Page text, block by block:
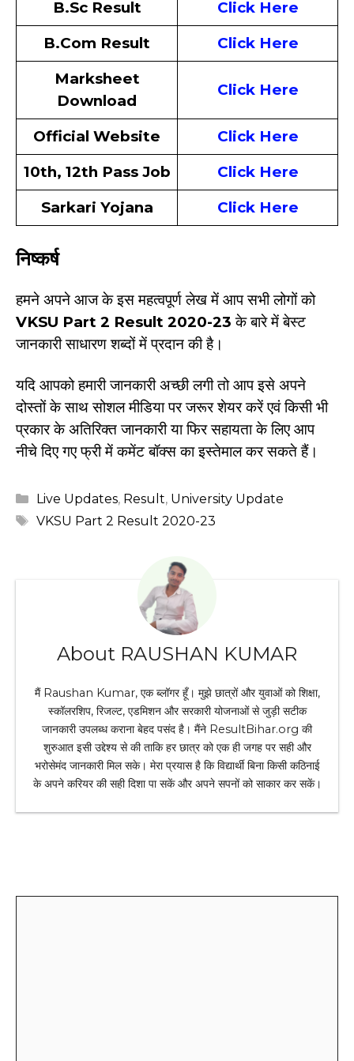
B.Sc Result
Click Here
B.Com Result
Click Here
Marksheet
Download
Click Here
Official Website
Click Here
10th, 12th Pass Job
Click Here
Sarkari Yojana
Click Here
निष्कर्ष
हमने अपने आज के इस महत्वपूर्ण लेख में आप सभी लोगों को
VKSU Part 2 Result 2020-23 के बारे में बेस्ट
जानकारी साधारण शब्दों में प्रदान की है।
यदि आपको हमारी जानकारी अच्छी लगी तो आप इसे अपने
दोस्तों के साथ सोशल मीडिया पर जरूर शेयर करें एवं किसी भी
प्रकार के अतिरिक्त जानकारी या फिर सहायता के लिए आप
नीचे दिए गए फ्री में कमेंट बॉक्स का इस्तेमाल कर सकते हैं।
Categories
Live Updates, Result, University Update
Tags
VKSU Part 2 Result 2020-23
About RAUSHAN KUMAR
मैं Raushan Kumar, एक ब्लॉगर हूँ। मुझे छात्रों और युवाओं को शिक्षा,
स्कॉलरशिप, रिजल्ट, एडमिशन और सरकारी योजनाओं से जुड़ी सटीक
जानकारी उपलब्ध कराना बेहद पसंद है। मैंने ResultBihar.org की
शुरुआत इसी उद्देश्य से की ताकि हर छात्र को एक ही जगह पर सही और
भरोसेमंद जानकारी मिल सके। मेरा प्रयास है कि विद्यार्थी बिना किसी कठिनाई
के अपने करियर की सही दिशा पा सकें और अपने सपनों को साकार कर सकें।